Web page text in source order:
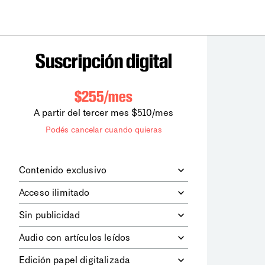
Suscripción digital
$255/mes
A partir del tercer mes $510/mes
Podés cancelar cuando quieras
Contenido exclusivo
digitales dela diaria
los contenidos de Le Monde
diplomatique.
Acceso ilimitado
contenidos.
Sin publicidad
publicitarios.
Audio con artículos leídos
Edición papel digitalizada